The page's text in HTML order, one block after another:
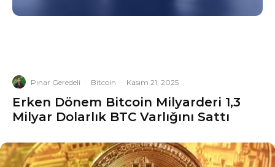
Pınar Geredeli · Bitcoin · Kasım 21, 2025
Erken Dönem Bitcoin Milyarderi 1,3
Milyar Dolarlık BTC Varlığını Sattı